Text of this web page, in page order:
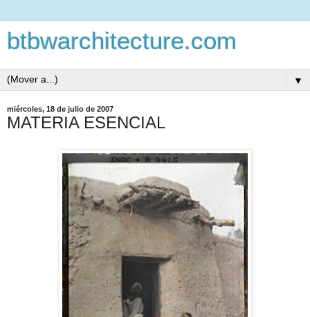
btbwarchitecture.com
▼
miércoles, 18 de julio de 2007
MATERIA ESENCIAL